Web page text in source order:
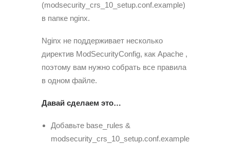
(modsecurity_crs_10_setup.conf.example)
в папке nginx.
Nginx не поддерживает несколько
директив ModSecurityConfig, как Apache ,
поэтому вам нужно собрать все правила
в одном файле.
Давай сделаем это…
Добавьте base_rules &
modsecurity_crs_10_setup.conf.example